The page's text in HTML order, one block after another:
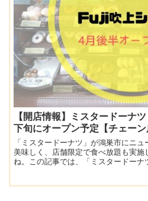
【開店情報】ミスタードーナ
下旬にオープン予定【チェーン
「ミスタードーナツ」が鴻巣市にニ
美味しく、店舗限定で食べ放題も実施
ね。この記事では、「ミスタードーナ